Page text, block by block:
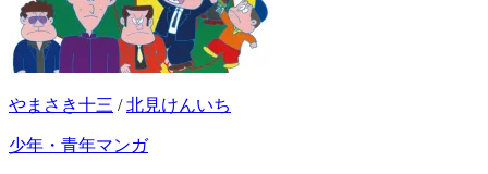
やまさき十三 /北見けんいち
少年・青年マンガ